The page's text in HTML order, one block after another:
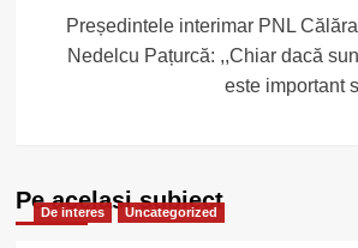
Președintele interimar PNL
Nedelcu Pațurcă: ,,Chiar dacă
este important
Pe acelasi subiect
De interes Uncategorized